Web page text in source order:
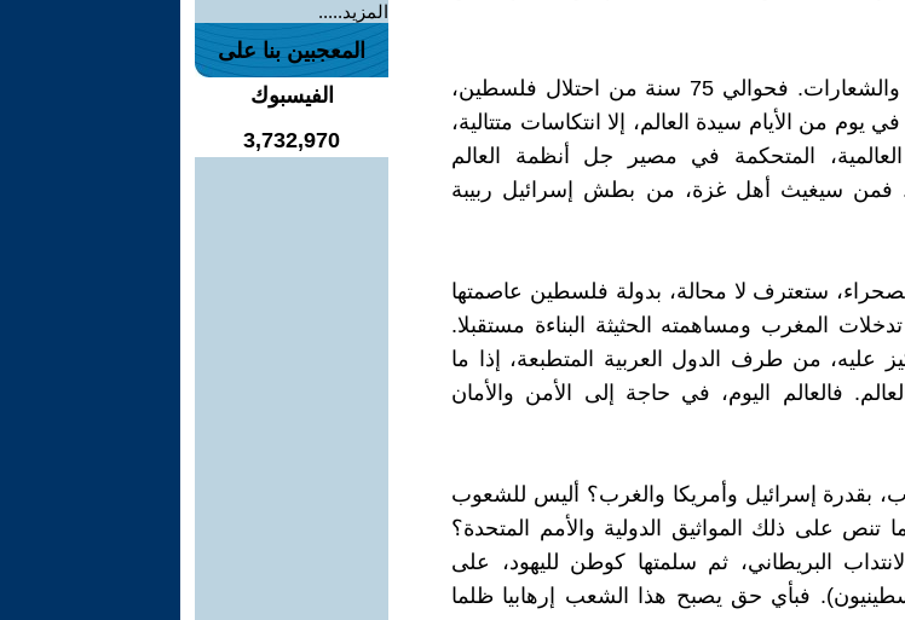
لا خير في أمة رأسمالها الكلام والشعارات. فحوالي 75 سنة من احتلال فلسطين،
يوم من الأيام سيدة العالم، إلا انتكاسات متتالية،
العالمية، المتحكمة في مصير جل أنظمة العالم
فمن سيغيث أهل غزة، من بطش إسرائيل ربيبة
ستعترف لا محالة، بدولة فلسطين عاصمتها
المغرب ومساهمته الحثيثة البناءة مستقبلا.
عليه، من طرف الدول العربية المتطبعة، إذا ما
فالعالم اليوم، في حاجة إلى الأمن والأمان
بقدرة إسرائيل وأمريكا والغرب؟ أليس للشعوب
تنص على ذلك المواثيق الدولية والأمم المتحدة؟
البريطاني، ثم سلمتها كوطن لليهود، على
فبأي حق يصبح هذا الشعب إرهابيا ظلما
المزيد.....
المعجبين بنا على
الفيسبوك
3,732,970